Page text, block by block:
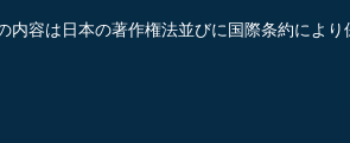
内容は日本の著作権法並びに国際条約により